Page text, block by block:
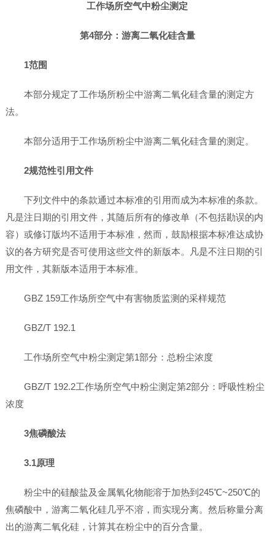
工作场所空气中粉尘测定
第4部分：游离二氧化硅含量
1范围
本部分规定了工作场所粉尘中游离二氧化硅含量的测定方
法。
本部分适用于工作场所粉尘中游离二氧化硅含量的测定。
2规范性引用文件
下列文件中的条款通过本标准的引用而成为本标准的条款。
凡是注日期的引用文件，其随后所有的修改单（不包括勘误的内
容）或修订版均不适用于本标准，然而，鼓励根据本标准达成协
议的各方研究是否可使用这些文件的新版本。凡是不注日期的引
用文件，其新版本适用于本标准。
GBZ 159工作场所空气中有害物质监测的采样规范
GBZ/T 192.1
工作场所空气中粉尘测定第1部分：总粉尘浓度
GBZ/T 192.2工作场所空气中粉尘测定第2部分：呼吸性粉尘
浓度
3焦磷酸法
3.1原理
粉尘中的硅酸盐及金属氧化物能溶于加热到245℃~250℃的
焦磷酸中，游离二氧化硅几乎不溶，而实现分离。然后称量分离
出的游离二氧化硅，计算其在粉尘中的百分含量。